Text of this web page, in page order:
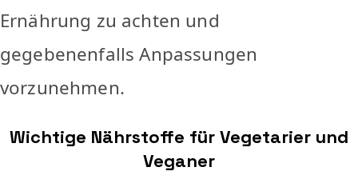
Ernährung zu achten und
gegebenenfalls Anpassungen
vorzunehmen.
Wichtige Nährstoffe für Vegetarier und
Veganer